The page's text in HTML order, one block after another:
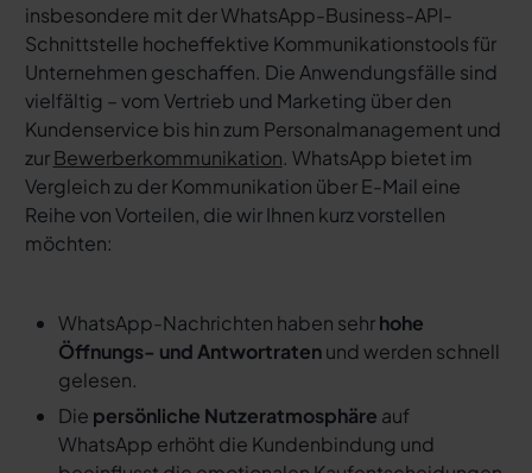
insbesondere mit der WhatsApp-Business-API-
Schnittstelle hocheffektive Kommunikationstools für
Unternehmen geschaffen. Die Anwendungsfälle sind
vielfältig – vom Vertrieb und Marketing über den
Kundenservice bis hin zum Personalmanagement und
zurBewerberkommunikation. WhatsApp bietet im
Vergleich zu der Kommunikation über E-Mail eine
Reihe von Vorteilen, die wir Ihnen kurz vorstellen
möchten:
WhatsApp-Nachrichten haben sehrhohe
Öffnungs- und Antwortratenund werden schnell
gelesen.
Die persönliche Nutzeratmosphäre auf
WhatsApp erhöht die Kundenbindung und